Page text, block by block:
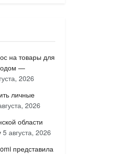
на товары для
—
2026
личные
2026
области
5 августа, 2026
представила